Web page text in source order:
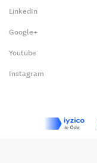
LinkedIn
Google+
Youtube
Instagram